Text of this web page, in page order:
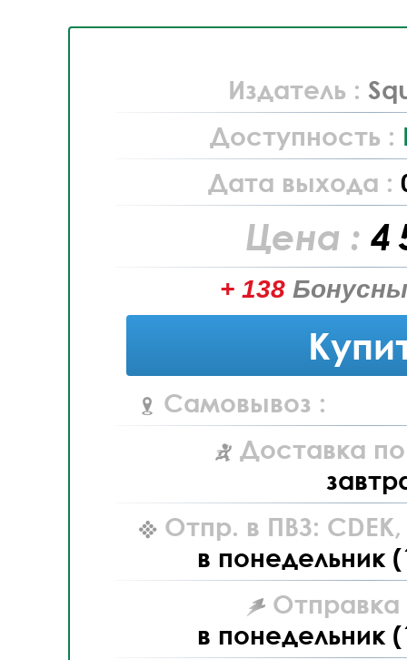
Издатель :
Доступность :
Дата выхода :
Цена : 4
+ 138
Самовывоз :
Доставка
Отпр. в ПВЗ: CDEK,
в понедельник
Отправка
в понедельник